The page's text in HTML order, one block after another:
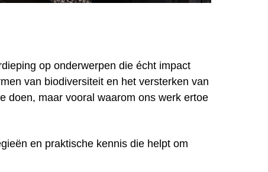
op onderwerpen die écht impact
van biodiversiteit en het versterken van
doen, maar vooral waarom ons werk ertoe
en praktische kennis die helpt om